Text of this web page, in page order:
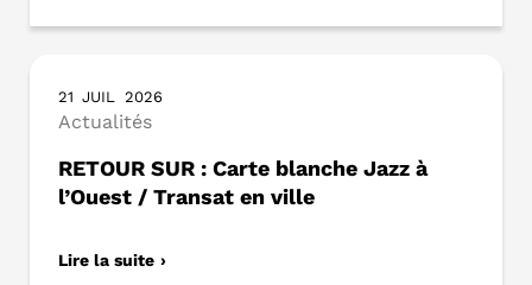
21 JUIL 2026
Actualités
RETOUR SUR : Carte blanche Jazz à
l’Ouest / Transat en ville
Lire la suite